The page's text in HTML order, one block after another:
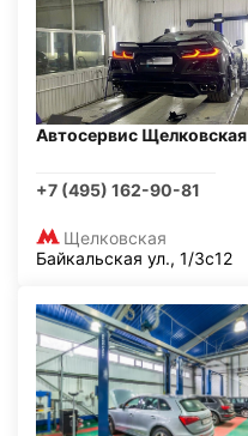
Автосервис Щелковская
+7 (495) 162-90-81
Щелковская
Байкальская ул., 1/3с12